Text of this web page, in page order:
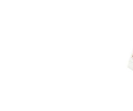
面昇降 強化ナイロン樹脂ベース 通気性メ